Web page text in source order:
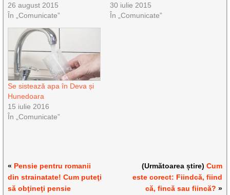
26 august 2015
În „Comunicate”
30 iulie 2015
În „Comunicate”
Se sistează apa în Deva și
Hunedoara
15 iulie 2016
În „Comunicate”
« Pensie pentru romanii
din strainatate! Cum puteţi
să obţineţi pensie
(Următoarea știre) Cum
este corect: Fiindcă, fiind
că, fincă sau fiincă? »